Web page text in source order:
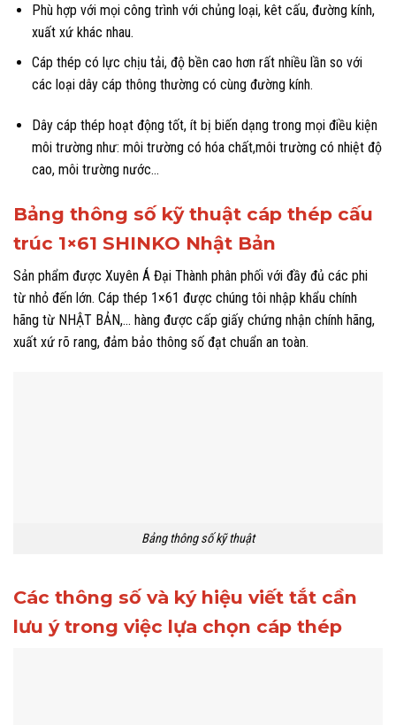
Phù hợp với mọi công trình với chủng loại, kêt cấu, đường kính,
xuất xứ khác nhau.
Cáp thép có lực chịu tải, độ bền cao hơn rất nhiều lần so với
các loại dây cáp thông thường có cùng đường kính.
Dây cáp thép hoạt động tốt, ít bị biến dạng trong mọi điều kiện
môi trường như: môi trường có hóa chất,môi trường có nhiệt độ
cao, môi trường nước…
Bảng thông số kỹ thuật cáp thép cấu
trúc 1×61 SHINKO Nhật Bản
Sản phẩm được Xuyên Á Đại Thành phân phối với đầy đủ các phi
từ nhỏ đến lớn. Cáp thép 1×61 được chúng tôi nhập khẩu chính
hãng từ NHẬT BẢN,… hàng được cấp giấy chứng nhận chính hãng,
xuất xứ rõ rang, đảm bảo thông số đạt chuẩn an toàn.
Bảng thông số kỹ thuật
Các thông số và ký hiệu viết tắt cần
lưu ý trong việc lựa chọn cáp thép